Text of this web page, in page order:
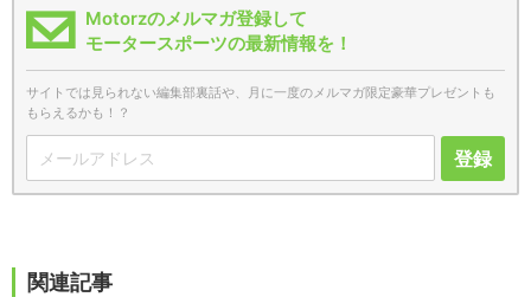
Motorzのメルマガ登録して
モータースポーツの最新情報を！
サイトでは見られない編集部裏話や、月に一度のメルマガ限定豪華プレゼントも
もらえるかも！？
登録
関連記事